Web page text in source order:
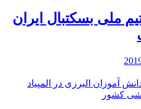
ملی بسکتبال ایران